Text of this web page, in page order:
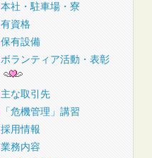
本社・駐車場・寮
有資格
保有設備
ボランティア活動・表彰
主な取引先
「危機管理」講習
採用情報
業務内容